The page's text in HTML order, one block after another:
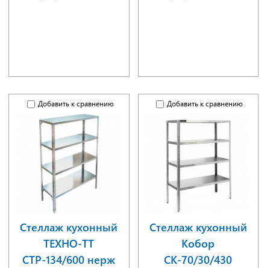
Добавить к сравнению
Стеллаж кухонный
ТЕХНО-ТТ
СТР-134/600 нерж
Добавить к сравнению
Стеллаж кухонный
Кобор
СК-70/30/430